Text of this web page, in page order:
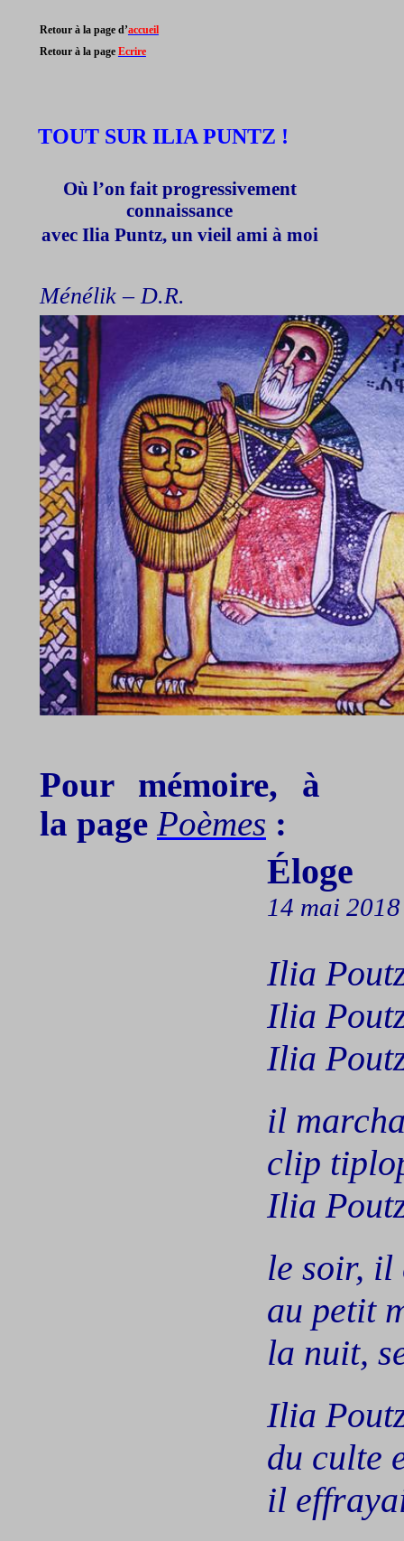
Retour à la page d’accueil
Retour à la page Ecrire
TOUT SUR ILIA PUNTZ !
Où l’on fait progressivement
connaissance
avecIlia Puntz, un vieil ami à moi
Ménélik – D.R.
Pour mémoire, à
la page Poèmes :
Éloge
14 mai 2018
Ilia
Ilia
Ilia
il
clip
Ilia
le soir, il
au petit
la nuit,
Ilia
du culte
il